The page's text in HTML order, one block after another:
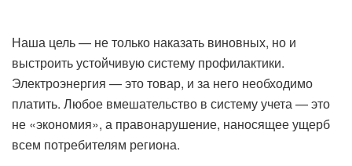
Наша цель — не только наказать виновных, но и
выстроить устойчивую систему профилактики.
Электроэнергия — это товар, и за него необходимо
платить. Любое вмешательство в систему учета — это
не «экономия», а правонарушение, наносящее ущерб
всем потребителям региона.